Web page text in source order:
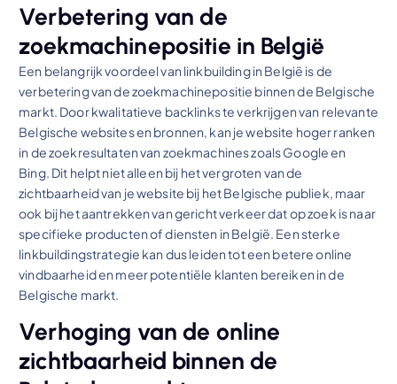
Verbetering van de
zoekmachinepositie in België
Een belangrijk voordeel van linkbuilding in België is de
verbetering van de zoekmachinepositie binnen de Belgische
markt. Door kwalitatieve backlinks te verkrijgen van relevante
Belgische websites en bronnen, kan je website hoger ranken
in de zoekresultaten van zoekmachines zoals Google en
Bing. Dit helpt niet alleen bij het vergroten van de
zichtbaarheid van je website bij het Belgische publiek, maar
ook bij het aantrekken van gericht verkeer dat op zoek is naar
specifieke producten of diensten in België. Een sterke
linkbuildingstrategie kan dus leiden tot een betere online
vindbaarheid en meer potentiële klanten bereiken in de
Belgische markt.
Verhoging van de online
zichtbaarheid binnen de